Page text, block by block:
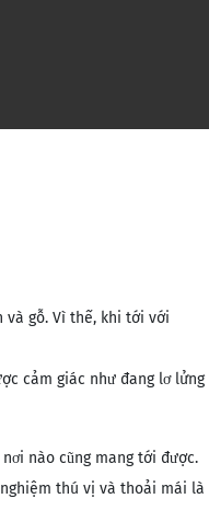
và gỗ. Vì thế, khi tới với
cảm giác như đang lơ lửng
nào cũng mang tới được.
thú vị và thoải mái là